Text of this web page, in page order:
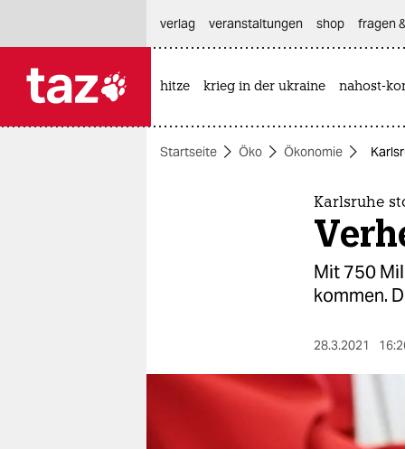
themen
verlag
veranstaltungen shop fragen
hitze krieg in der ukraine nahost-
Startseite Öko Ökonomie
Karlsruhe
Mit 750
kommen.
28.3.2021